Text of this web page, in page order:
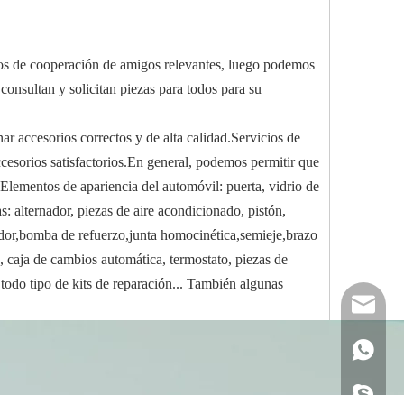
de cooperación de amigos relevantes, luego podemos
y solicitan piezas para todos para su
accesorios correctos y de alta calidad.Servicios de
satisfactorios.En general, podemos permitir que
de apariencia del automóvil: puerta, vidrio de
alternador, piezas de aire acondicionado, pistón,
de refuerzo,junta homocinética,semieje,brazo
de cambios automática, termostato, piezas de
tipo de kits de reparación... También algunas